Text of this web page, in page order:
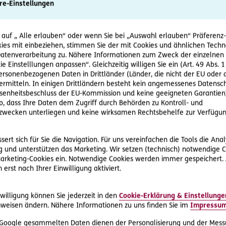
Einstellungen
„ Alle erlauben“ oder wenn Sie bei „Auswahl erlauben“
mit einbeziehen, stimmen Sie der mit Cookies und ähnlichen
zu. Nähere Informationen zum Zweck der einzelnen
Einstelllungen anpassen“. Gleichzeitig willigen Sie ein (Art. 49 Abs. 1
Daten in Drittländer (Länder, die nicht der EU oder
In einigen Drittländern besteht kein angemessenes
der EU-Kommission und keine geeigneten
dass Ihre Daten dem Zugriff durch Behörden zu Kontroll- und
unterliegen und keine wirksamen Rechtsbehelfe zur
sich für Sie die Navigation. Für uns vereinfachen die Tools die
und unterstützen das Marketing. Wir setzen (technisch) notwendige
Cookies ein. Notwendige Cookies werden immer
erst nach Ihrer Einwilligung aktiviert.
können Sie jederzeit in den Cookie-Erklärung &
ändern. Nähere Informationen zu uns finden Sie im
gesammelten Daten dienen der Personalisierung und der
2024-10-08
ERGO.Einfach.Digital - Mehrwert
durch Digitalisierung
Unter dem Oberbegriff Digitalisierung
revolutionieren neue Technologien und
Arbeitsweisen immer stärker auch die
Versicherungsbranche. Die ERGO…
Zurück1 2 3 4 5 … 7